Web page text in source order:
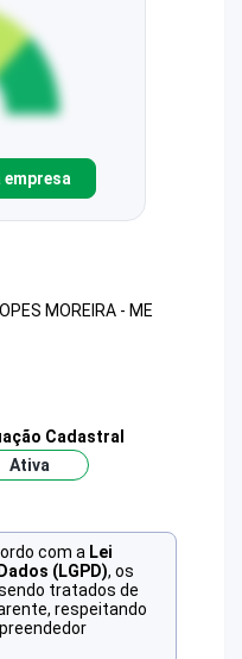
MOREIRA - ME
Cadastral
Ativa
com a Lei
(LGPD), os
tratados de
respeitando